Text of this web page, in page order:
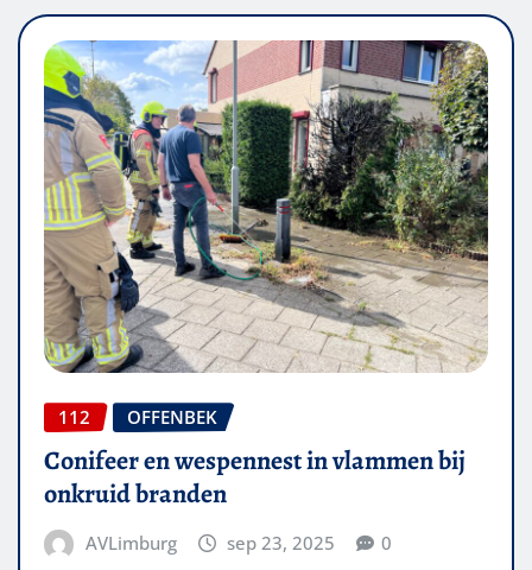
112 OFFENBEK
Conifeer en wespennest in vlammen bij
onkruid branden
AVLimburg sep 23, 2025 0